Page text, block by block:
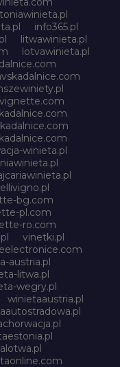
info365.pl
litwawinieta.pl
lotvawinieta.pl
winieta.pl
bg.com
pl.com
ro.com
vinetki.pl
austria.pl
litwa.pl
wegry.pl
winietaaustria.pl